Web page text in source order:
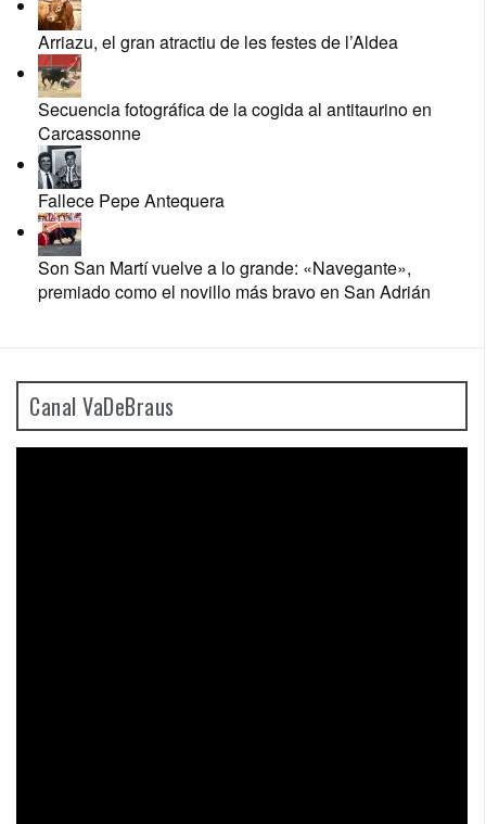
Arriazu, el gran atractiu de les festes de l’Aldea
Secuencia fotográfica de la cogida al antitaurino en
Carcassonne
Fallece Pepe Antequera
Son San Martí vuelve a lo grande: «Navegante»,
premiado como el novillo más bravo en San Adrián
Canal VaDeBraus